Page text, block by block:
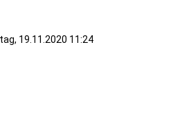
19.11.2020 11:24